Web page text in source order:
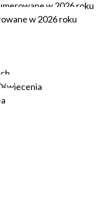
w 2026 roku
w 2026 roku
dla osób, które chcą
w rodzimym
zaliczenia określają
w edycji 2026/2027
online,